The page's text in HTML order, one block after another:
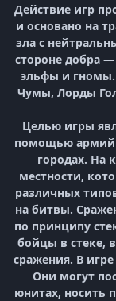
Действие игр
и основано на
зла с
стороне добра
эльфы и гномы.
Чумы, Лорды
Целью игры
помощью армий
городах. На
местности,
различных
на битвы.
по принципу
бойцы в стеке,
сражения. В
Они могут
юнитах, носить